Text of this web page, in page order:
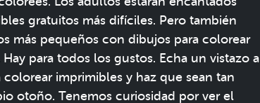
gratuitos más difíciles. Pero también
más pequeños con dibujos para colorear
para todos los gustos. Echa un vistazo a
colorear imprimibles y haz que sean tan
otoño. Tenemos curiosidad por ver el